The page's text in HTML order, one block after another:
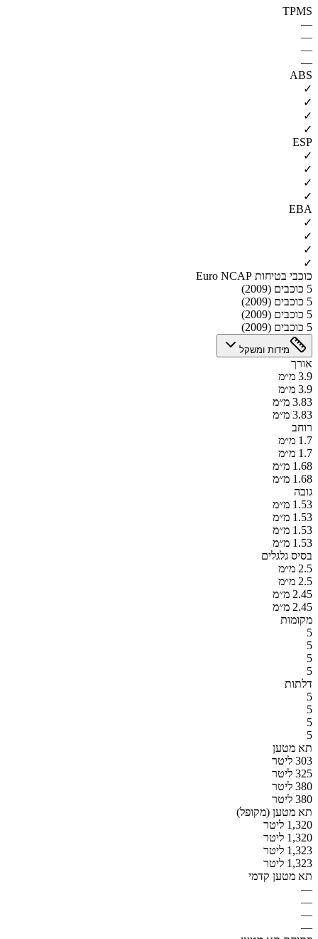
TPMS
—
—
—
—
ABS
✓
✓
✓
✓
ESP
✓
✓
✓
✓
EBA
✓
✓
✓
✓
כוכבי בטיחות Euro NCAP
5 כוכבים (2009)
5 כוכבים (2009)
5 כוכבים (2009)
5 כוכבים (2009)
מידות ומשקל
אורך
3.9 מ״מ
3.9 מ״מ
3.83 מ״מ
3.83 מ״מ
רוחב
1.7 מ״מ
1.7 מ״מ
1.68 מ״מ
1.68 מ״מ
גובה
1.53 מ״מ
1.53 מ״מ
1.53 מ״מ
1.53 מ״מ
בסיס גלגלים
2.5 מ״מ
2.5 מ״מ
2.45 מ״מ
2.45 מ״מ
מקומות
5
5
5
5
דלתות
5
5
5
5
תא מטען
303 ליטר
325 ליטר
380 ליטר
380 ליטר
תא מטען (מקופל)
1,320 ליטר
1,320 ליטר
1,323 ליטר
1,323 ליטר
תא מטען קדמי
—
—
—
—